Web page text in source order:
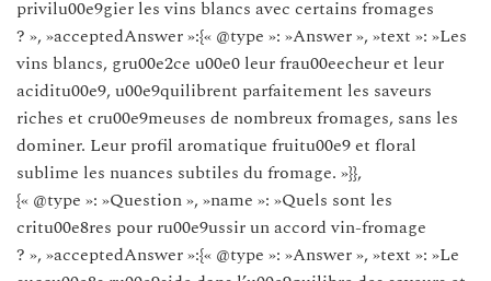
privilu00e9gier les vins blancs avec certains fromages
? », »acceptedAnswer »:{« @type »: »Answer », »text »: »Les
vins blancs, gru00e2ce u00e0 leur frau00eecheur et leur
aciditu00e9, u00e9quilibrent parfaitement les saveurs
riches et cru00e9meuses de nombreux fromages, sans les
dominer. Leur profil aromatique fruitu00e9 et floral
sublime les nuances subtiles du fromage. »}},
{« @type »: »Question », »name »: »Quels sont les
critu00e8res pour ru00e9ussir un accord vin-fromage
? », »acceptedAnswer »:{« @type »: »Answer », »text »: »Le